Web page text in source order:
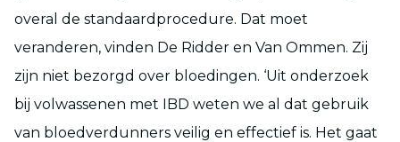
overal de standaardprocedure. Dat moet
veranderen, vinden De Ridder en Van Ommen. Zij
zijn niet bezorgd over bloedingen. ‘Uit onderzoek
bij volwassenen met IBD weten we al dat gebruik
van bloedverdunners veilig en effectief is. Het gaat